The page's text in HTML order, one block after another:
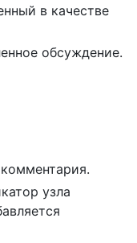
в качестве
обсуждение.
узла